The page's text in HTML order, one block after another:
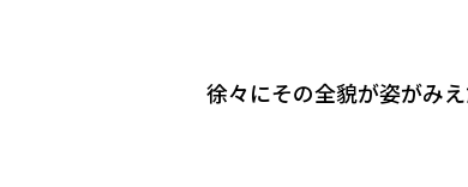
徐々にその全貌が姿がみえ